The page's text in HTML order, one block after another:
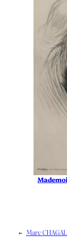
← Marc